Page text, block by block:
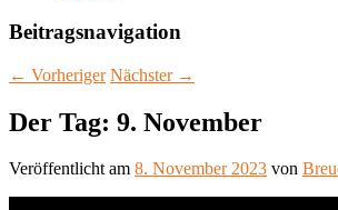
Beitragsnavigation
← Vorheriger Nächster →
Der Tag: 9. November
Veröffentlicht am 8. November 2023 von